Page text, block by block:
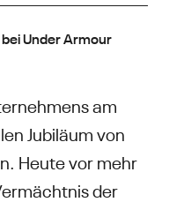
Under Armour
am
Jubiläum von
Heute vor mehr
der